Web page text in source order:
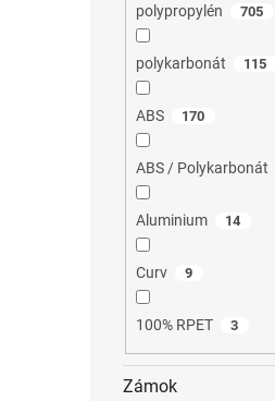
polypropylén 705
polykarbonát 115
ABS 170
ABS / Polykarbonát
Aluminium 14
Curv 9
100% RPET 3
Zámok